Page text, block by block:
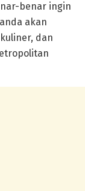
benar ingin
akan
dan